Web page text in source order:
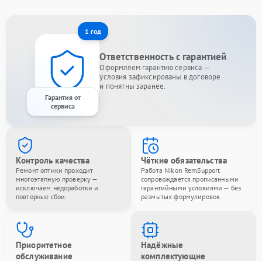
1 год
Гарантия от
сервиса
Ответственность с гарантией
Оформляем гарантию сервиса —
условия зафиксированы в договоре
и понятны заранее.
Контроль качества
Ремонт оптики проходит
многоэтапную проверку —
исключаем недоработки и
повторные сбои.
Чёткие обязательства
Работа Nikon RemSupport
сопровождается прописанными
гарантийными условиями — без
размытых формулировок.
Приоритетное
обслуживание
Надёжные
комплектующие